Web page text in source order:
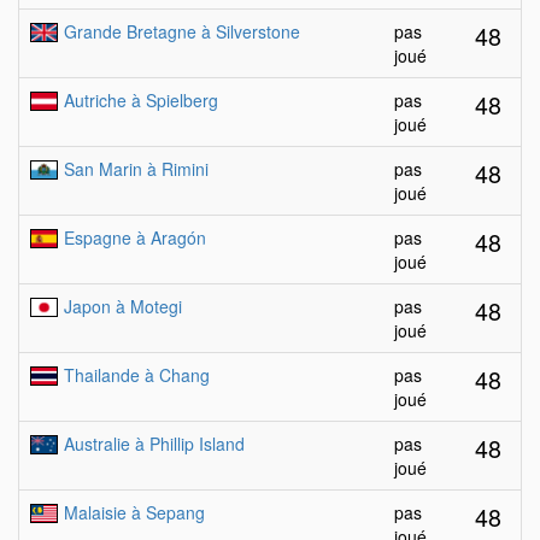
Grande Bretagne à Silverstone
pas
joué
48
Autriche à Spielberg
pas
joué
48
San Marin à Rimini
pas
joué
48
Espagne à Aragón
pas
joué
48
Japon à Motegi
pas
joué
48
Thailande à Chang
pas
joué
48
Australie à Phillip Island
pas
joué
48
Malaisie à Sepang
pas
48